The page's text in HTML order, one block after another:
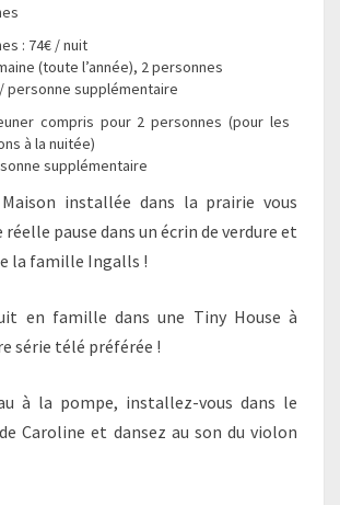
: 74€ / nuit
(toute l’année), 2 personnes
personne supplémentaire
compris pour 2 personnes (pour les
à la nuitée)
supplémentaire
installée dans la prairie vous
pause dans un écrin de verdure et
la famille Ingalls !
en famille dans une Tiny House à
série télé préférée !
à la pompe, installez-vous dans le
Caroline et dansez au son du violon